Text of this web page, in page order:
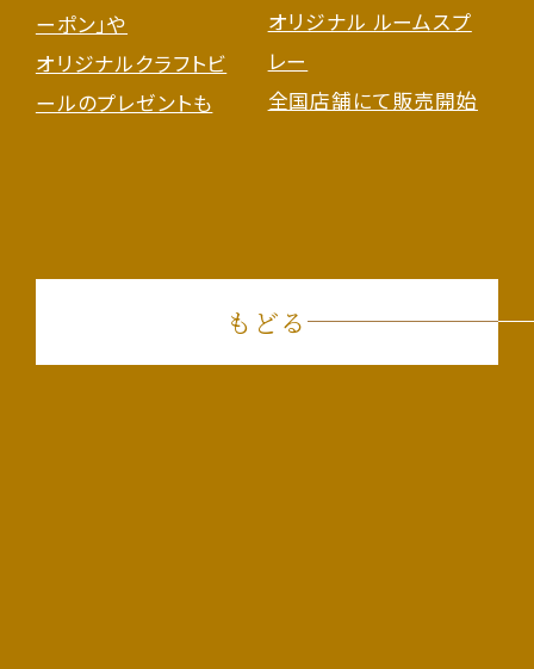
ーポン」や
オリジナルクラフトビ
ールのプレゼントも
オリジナル ルームスプ
レー
全国店舗にて販売開始
もどる